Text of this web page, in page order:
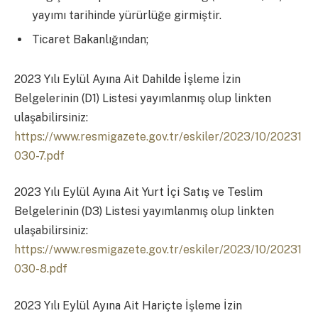
yayımı tarihinde yürürlüğe girmiştir.
Ticaret Bakanlığından;
2023 Yılı Eylül Ayına Ait Dahilde İşleme İzin
Belgelerinin (D1) Listesi yayımlanmış olup linkten
ulaşabilirsiniz:
https://www.resmigazete.gov.tr/eskiler/2023/10/20231
030-7.pdf
2023 Yılı Eylül Ayına Ait Yurt İçi Satış ve Teslim
Belgelerinin (D3) Listesi yayımlanmış olup linkten
ulaşabilirsiniz:
https://www.resmigazete.gov.tr/eskiler/2023/10/20231
030-8.pdf
2023 Yılı Eylül Ayına Ait Hariçte İşleme İzin